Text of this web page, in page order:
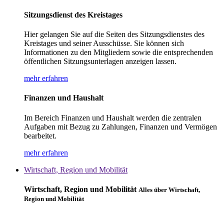
Sitzungsdienst des Kreistages
Hier gelangen Sie auf die Seiten des Sitzungsdienstes des
Kreistages und seiner Ausschüsse. Sie können sich
Informationen zu den Mitgliedern sowie die entsprechenden
öffentlichen Sitzungsunterlagen anzeigen lassen.
mehr erfahren
Finanzen und Haushalt
Im Bereich Finanzen und Haushalt werden die zentralen
Aufgaben mit Bezug zu Zahlungen, Finanzen und Vermögen
bearbeitet.
mehr erfahren
Wirtschaft, Region und Mobilität
Wirtschaft, Region und Mobilität Alles über Wirtschaft,
Region und Mobilität